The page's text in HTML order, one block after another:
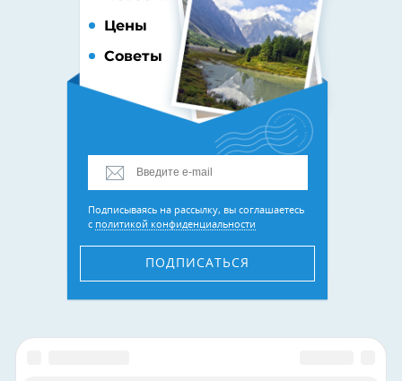
Цены
Советы
Подписываясь на рассылку, вы соглашаетесь
с политикой конфиденциальности
ПОДПИСАТЬСЯ